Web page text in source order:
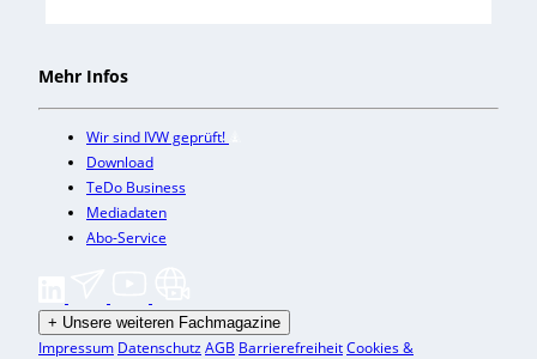
Mehr Infos
Wir sind IVW geprüft!
Download
TeDo Business
Mediadaten
Abo-Service
+ Unsere weiteren Fachmagazine
Impressum DatenschutzAGB BarrierefreiheitCookies &